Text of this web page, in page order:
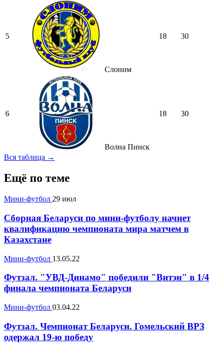
5
Слоним
18 30
6
Волна Пинск
18 30
Вся таблица →
Ещё по теме
Мини-футбол 29 июл
Сборная Беларуси по мини-футболу начнет
квалификацию чемпионата мира матчем в
Казахстане
Мини-футбол 13.05.22
Футзал. "УВД-Динамо" победили "Витэн" в 1/4
финала чемпионата Беларуси
Мини-футбол 03.04.22
Футзал. Чемпионат Беларуси. Гомельский ВРЗ
одержал 19-ю победу